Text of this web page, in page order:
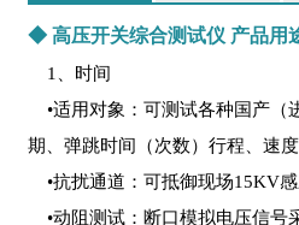
◆ 高压开关综合测试仪 产品用
1、时间
•适用对象：可测试各种国产（
期、弹跳时间（次数）行程、速
•抗扰通道：可抵御现场15KV
•动阻测试：断口模拟电压信号